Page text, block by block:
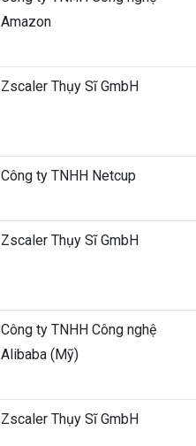
Amazon
Zscaler Thụy Sĩ GmbH
Công ty TNHH Netcup
Zscaler Thụy Sĩ GmbH
Công ty TNHH Công nghệ
Alibaba (Mỹ)
Zscaler Thụy Sĩ GmbH